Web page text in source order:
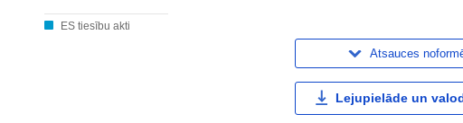
ES tiesību akti
Atsauces
Lejupielāde un